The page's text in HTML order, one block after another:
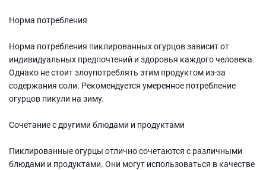
Норма потребления
Норма потребления пиклированных огурцов зависит от
индивидуальных предпочтений и здоровья каждого человека.
Однако не стоит злоупотреблять этим продуктом из-за
содержания соли. Рекомендуется умеренное потребление
огурцов пикули на зиму.
Сочетание с другими блюдами и продуктами
Пиклированные огурцы отлично сочетаются с различными
блюдами и продуктами. Они могут использоваться в качестве